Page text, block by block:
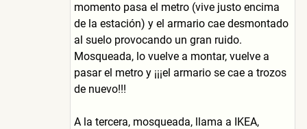
momento pasa el metro (vive justo encima
de la estación) y el armario cae desmontado
al suelo provocando un gran ruido.
Mosqueada, lo vuelve a montar, vuelve a
pasar el metro y ¡¡¡el armario se cae a trozos
de nuevo!!!
A la tercera, mosqueada, llama a IKEA,